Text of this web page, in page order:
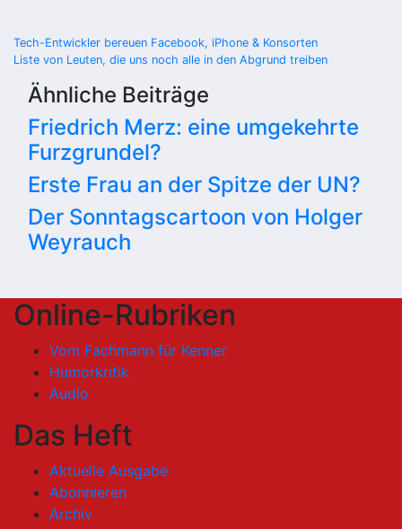
Beitragsnavigation
Tech-Entwickler bereuen Facebook, iPhone & Konsorten
Liste von Leuten, die uns noch alle in den Abgrund treiben
Ähnliche Beiträge
Friedrich Merz: eine umgekehrte
Furzgrundel?
Erste Frau an der Spitze der UN?
Der Sonntagscartoon von Holger
Weyrauch
Online-Rubriken
Vom Fachmann für Kenner
Humorkritik
Audio
Das Heft
Aktuelle Ausgabe
Abonnieren
Archiv